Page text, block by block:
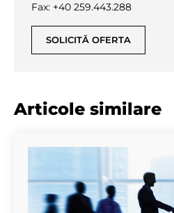
Fax: +40 259.443.288
SOLICITĂ OFERTA
Articole similare